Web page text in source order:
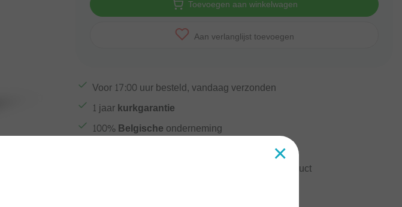
Toevoegen aan winkelwagen
Aan verlanglijst toevoegen
Voor 17:00 uur besteld, vandaag verzonden
1 jaarkurkgarantie
100%Belgische onderneming
Neem contact op over dit product
×